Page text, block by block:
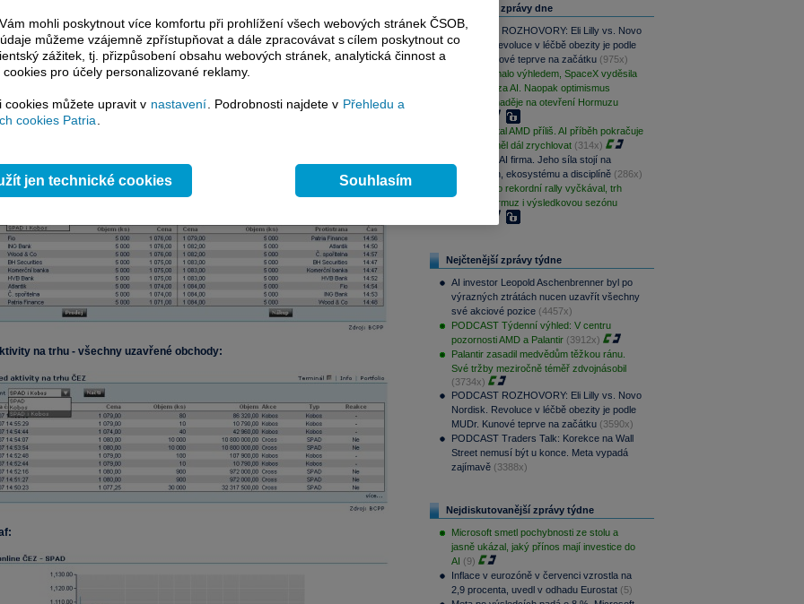
ČEZ:
na trhu - všechny uzavřené obchody:
Nejčtenější zprávy dne
PODCAST ROZHOVORY: Eli Lilly vs. Novo
Nordisk. Revoluce v léčbě obezity je podle
MUDr. Kunové teprve na začátku (975x)
AMD zklamalo výhledem, SpaceX vyděsila
cenovkou za AI. Naopak optimismus
podporují naděje na otevření Hormuzu
Trh potrestal AMD příliš. AI příběh pokračuje
a růst by měl dál zrychlovat (314x)
Apple není AI firma. Jeho síla stojí na
produktech, ekosystému a disciplíně (286x)
S&P 500 po rekordní rally vyčkával, trh
sleduje Hormuz i výsledkovou sezónu
Nejčtenější zprávy týdne
AI investor Leopold Aschenbrenner byl po
výrazných ztrátách nucen uzavřít všechny
své akciové pozice (4457x)
PODCAST Týdenní výhled: V centru
pozornosti AMD a Palantir (3912x)
Palantir zasadil medvědům těžkou ránu.
Své tržby meziročně téměř zdvojnásobil
(3734x)
PODCAST ROZHOVORY: Eli Lilly vs. Novo
Nordisk. Revoluce v léčbě obezity je podle
MUDr. Kunové teprve na začátku (3590x)
PODCAST Traders Talk: Korekce na Wall
Street nemusí být u konce. Meta vypadá
zajímavě (3388x)
Nejdiskutovanější zprávy týdne
Microsoft smetl pochybnosti ze stolu a
jasně ukázal, jaký přínos mají investice do
AI (9)
Inflace v eurozóně v červenci vzrostla na
2,9 procenta, uvedl v odhadu Eurostat (5)
mohli poskytnout více komfortu při prohlížení všech webových stránek ČSOB,
můžeme vzájemně zpřístupňovat a dále zpracovávat s cílem poskytnout co
zážitek, tj. přizpůsobení obsahu webových stránek, analytická činnost a
pro účely personalizované reklamy.
cookies můžete upravit v nastavení. Podrobnosti najdete v Přehledu a
cookies Patria.
jen technické cookies Souhlasím